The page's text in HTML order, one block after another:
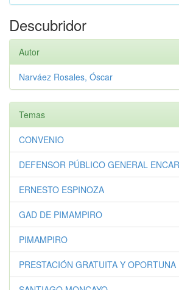
Descubridor
Autor
Narváez Rosales, Óscar
Temas
CONVENIO
DEFENSOR PÚBLICO GENERAL
ERNESTO ESPINOZA
GAD DE PIMAMPIRO
PIMAMPIRO
PRESTACIÓN GRATUITA Y OPORTUNA